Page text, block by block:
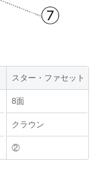
スター・ファセット
8面
クラウン
②